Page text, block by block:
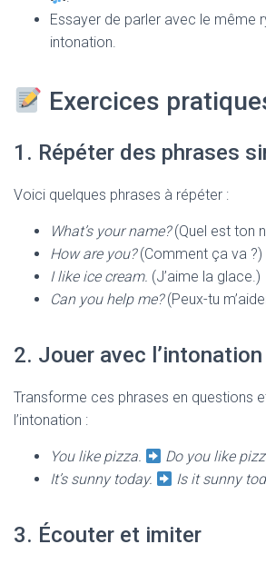
Essayer de parler avec le même
intonation.
Exercices
1. Répéter des phrases
Voici quelques phrases à répéter :
What’s your name?(Quel est ton
How are you?(Comment ça va ?)
I like ice cream. (J’aime la glace.)
Can you help me?(Peux-tu
2. Jouer avec l’intonation
Transforme ces phrases en questions
l’intonation :
You like pizza.
Do you like
It’s sunny today.
Is it sunny
3. Écouter et imiter